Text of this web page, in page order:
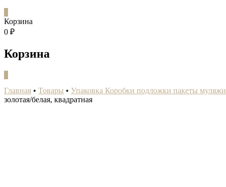
Корзина
0 ₽
Корзина
Главная • Товары • Упаковка Коробки подложки пакеты муляжи
золотая/белая, квадратная